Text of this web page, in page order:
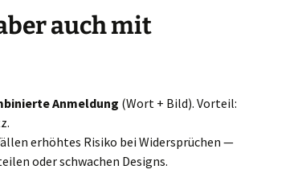
auch mit
Anmeldung (Wort + Bild). Vorteil:
erhöhtes Risiko bei Widersprüchen —
oder schwachen Designs.